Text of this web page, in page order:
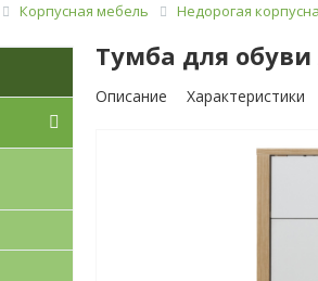
Корпусная мебель Недорогая
Тумба для обуви
Описание Характеристики